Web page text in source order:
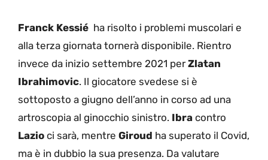
Franck Kessié ha risolto i problemi muscolari e
alla terza giornata tornerà disponibile. Rientro
invece da inizio settembre 2021 perZlatan
Ibrahimovic. Il giocatore svedese si è
sottoposto a giugno dell’anno in corso ad una
artroscopia al ginocchio sinistro. Ibra contro
Lazio ci sarà, mentre Giroud ha superato il Covid,
ma è in dubbio la sua presenza. Da valutare